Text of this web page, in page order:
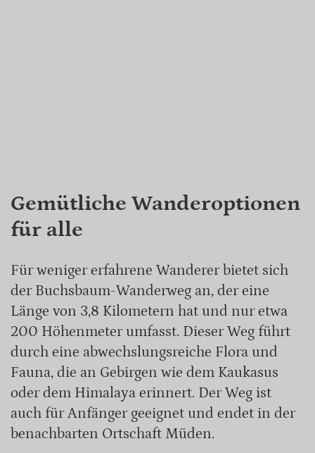
Gemütliche Wanderoptionen
für alle
Für weniger erfahrene Wanderer bietet sich
der Buchsbaum-Wanderweg an, der eine
Länge von 3,8 Kilometern hat und nur etwa
200 Höhenmeter umfasst. Dieser Weg führt
durch eine abwechslungsreiche Flora und
Fauna, die an Gebirgen wie dem Kaukasus
oder dem Himalaya erinnert. Der Weg ist
auch für Anfänger geeignet und endet in der
benachbarten Ortschaft Müden.